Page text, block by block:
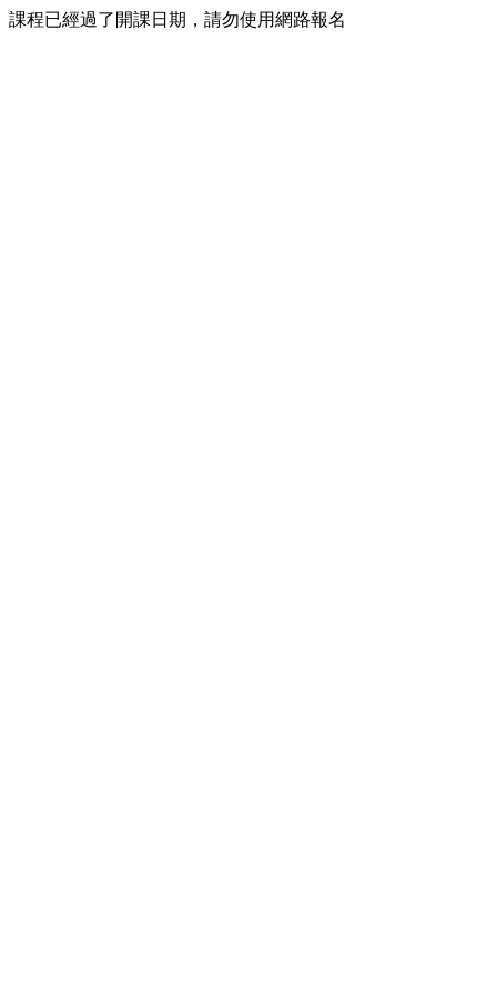
課程已經過了開課日期，請勿使用網路報名